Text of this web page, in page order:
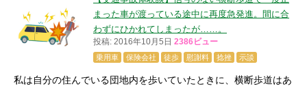
まった車が渡っている途中に再度急発進。間に合
わずにひかれてしまったが……。
投稿: 2016年10月5日 2386ビュー
乗用車 保険会社 徒歩 慰謝料 捻挫 示談
私は自分の住んでいる団地内を歩いていたときに、横断歩道はあ